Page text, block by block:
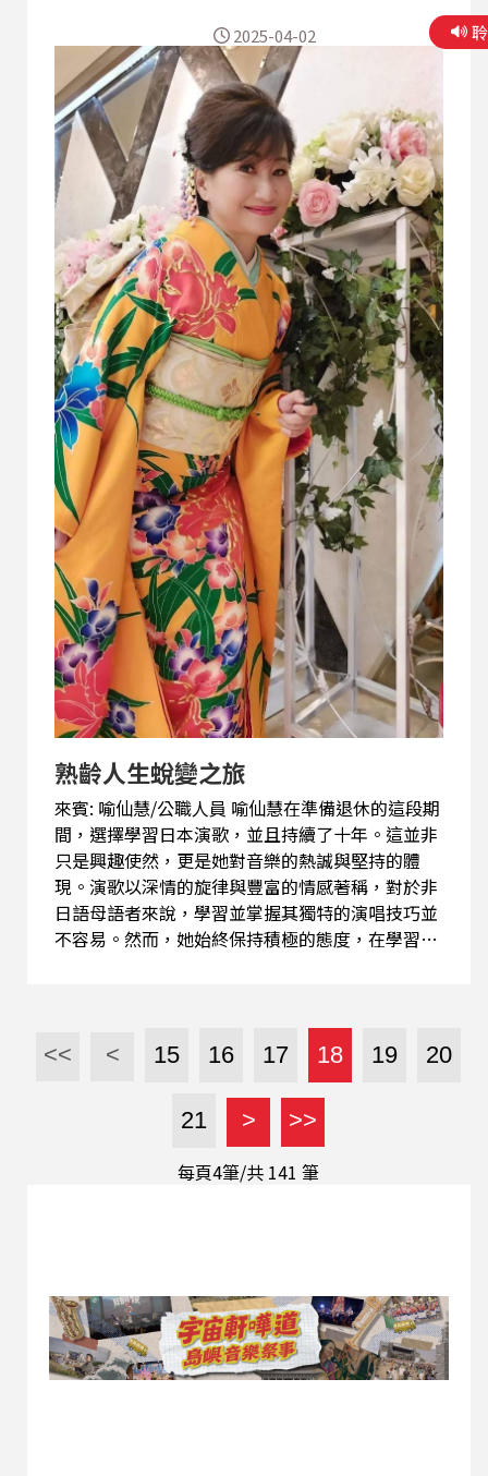
是面對鏡頭展現自我，但她勇敢突破心理障礙，也
因此重拾了自信。她的生活變得更加豐富有趣，心
態也更開放積極，願意嘗試各種新鮮事物。 喻仙慧
是在朋友的鼓勵下開始學習影片剪輯，透過數位平
台自學，錄製美食與景點短片時，她特別重視畫面
的美感與氛圍的傳達，同時也分享學習心得與影片
作品。 面對低潮時，她會透過瑜咖，唱歌或與好友
談心，這些方法她也推薦給銀髮族，幫助釋放壓
力。未來，她希望持續學習數位行銷與攝影，並參
與關懷長者與數位陪伴的公益活動。對她而言，年
齡從不是限制，而是另一段精彩旅程的開始。她鼓
勵熟齡朋友勇敢踏出第一步，用行動證明「人生永
遠不嫌晚」。
熟齡人生蛻變之旅
來賓: 喻仙慧/公職人員 喻仙慧在準備退休的這段期
間，選擇學習日本演歌，並且持續了十年。這並非
只是興趣使然，更是她對音樂的熱誠與堅持的體
現。演歌以深情的旋律與豐富的情感著稱，對於非
日語母語者來說，學習並掌握其獨特的演唱技巧並
不容易。然而，她始終保持積極的態度，在學習的
比的樂趣與成就感。這樣的學習精神讓她的生活更
加充實，也讓她在音樂領域中找到了自己的舞台。
在公益演出的過程中，喻仙慧也面臨不少挑戰。她
深知表演不只是技術的展現，更是一種與觀眾交
流、傳遞情感的方式。街頭表演的環境變化多端，
時常需要即興應對不同的狀況，但她樂於接受這些
驗，還是公益活動的推動上，她都用心投入，讓這
份熱情成為人生的重要動力。她的故事告訴我們，
無論年齡如何，只要懷抱熱情並勇於挑戰，就有亮
點的舞台。
2025-04-02
<< < 15 16 17 18 19 20
21 > >>
每頁4筆/共 141 筆